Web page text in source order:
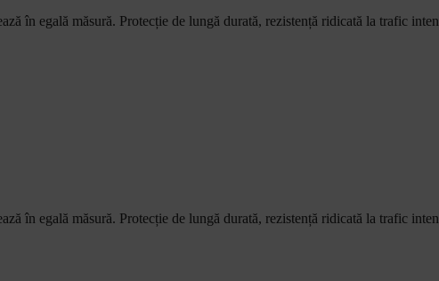
în egală măsură. Protecție de lungă durată, rezistență ridicată la trafic
în egală măsură. Protecție de lungă durată, rezistență ridicată la trafic